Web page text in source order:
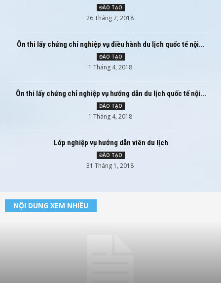
ĐÀO TẠO
26 Tháng 7, 2018
Ôn thi lấy chứng chỉ nghiệp vụ điều hành du lịch quốc tế nội...
ĐÀO TẠO
1 Tháng 4, 2018
Ôn thi lấy chứng chỉ nghiệp vụ hướng dẫn du lịch quốc tế nội...
ĐÀO TẠO
1 Tháng 4, 2018
Lớp nghiệp vụ hướng dẫn viên du lịch
ĐÀO TẠO
31 Tháng 1, 2018
NỘI DUNG XEM NHIỀU